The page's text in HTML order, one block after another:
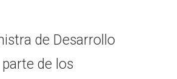
de Desarrollo
de los